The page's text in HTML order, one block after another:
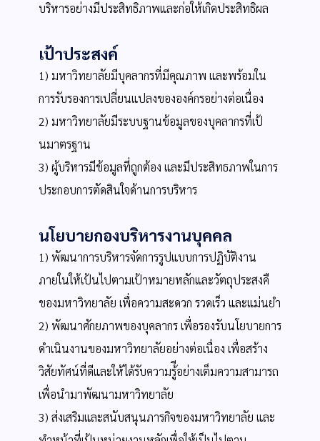
บริหารอย่างมีประสิทธิภาพและก่อให้เกิดประสิทธิผล
เป้าประสงค์
1) มหาวิทยาลัยมีบุคลากรที่มีคุณภาพ และพร้อมใน
การรับรองการเปลี่ยนแปลงขององค์กรอย่างต่อเนื่อง
2) มหาวิทยาลัยมีระบบฐานข้อมูลของบุคลากรที่เป้
นมาตรฐาน
3) ผู้บริหารมีข้อมูลที่ถูกต้อง และมีประสิทธภาพในการ
ประกอบการตัดสินใจด้านการบริหาร
นโยบายกองบริหารงานบุคคล
1) พัฒนาการบริหารจัดการรูปแบบการปฏิบัติงาน
ภายในให้เป้นไปตามเป้าหมายหลักและวัตถุประสงคื
ของมหาวิทยาลัย เพื่อความสะดวก รวดเร็ว และแม่นยำ
2) พัฒนาศักยภาพของบุคลากร เพื่อรองรับนโยบายการ
ดำเนินงานของมหาวิทยาลัยอย่างต่อเนื่อง เพื่อสร้าง
วิสัยทัศน์ที่ดีและให้ได้รับความรู้ีอย่างเต็มความสามารถ
เพื่อนำมาพัฒนามหาวิทยาลัย
3) ส่งเสริมและสนับสนุนภารกิจของมหาวิทยาลัย และ